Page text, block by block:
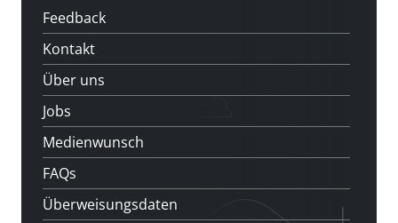
Feedback
Kontakt
Über uns
Jobs
Medienwunsch
FAQs
Überweisungsdaten